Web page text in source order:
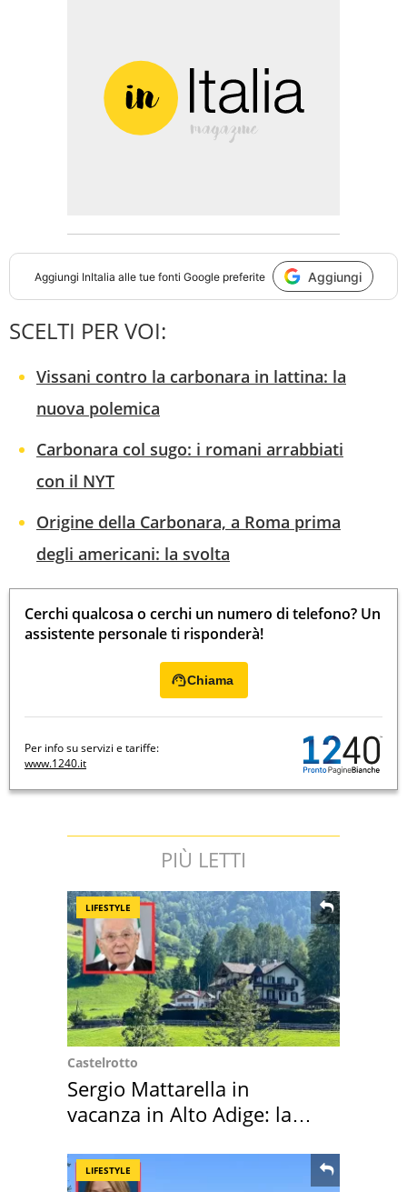
Aggiungi InItalia alle tue fonti Google preferite Aggiungi
SCELTI PER VOI:
Vissani contro la carbonara in lattina: la
nuova polemica
Carbonara col sugo: i romani arrabbiati
con il NYT
Origine della Carbonara, a Roma prima
degli americani: la svolta
Cerchi qualcosa o cerchi un numero di telefono? Un
assistente personale ti risponderà!
Chiama
Per info su servizi e tariffe:
www.1240.it
PIÙ LETTI
LIFESTYLE
Castelrotto
Sergio Mattarella in
vacanza in Alto Adige: la
LIFESTYLE